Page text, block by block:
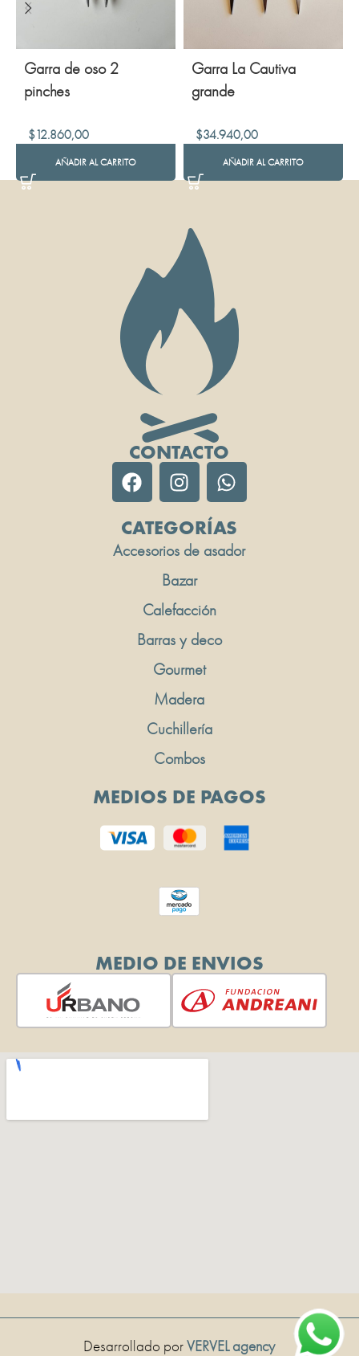
Garra de oso 2
pinches
$12.860,00
AÑADIR AL CARRITO
Garra La Cautiva
grande
$34.940,00
AÑADIR AL CARRITO
CONTACTO
CATEGORÍAS
Accesorios de asador
Bazar
Calefacción
Barras y deco
Gourmet
Madera
Cuchillería
Combos
MEDIOS DE PAGOS
MEDIO DE ENVIOS
Desarrollado porVERVEL agency